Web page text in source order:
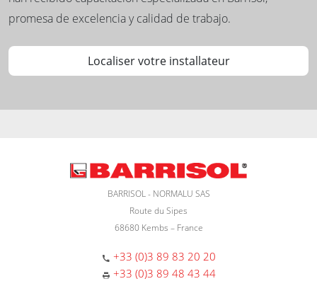
promesa de excelencia y calidad de trabajo.
Localiser votre installateur
BARRISOL - NORMALU SAS
Route du Sipes
68680 Kembs – France
+33 (0)3 89 83 20 20
+33 (0)3 89 48 43 44